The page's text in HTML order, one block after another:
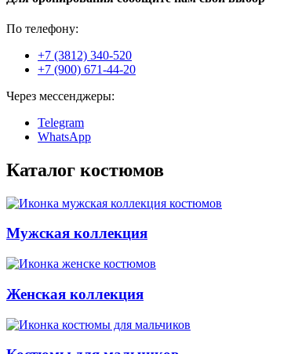
По телефону:
+7 (3812) 340-520
+7 (900) 671-44-20
Через мессенджеры:
Telegram
WhatsApp
Каталог костюмов
Мужская коллекция
Женская коллекция